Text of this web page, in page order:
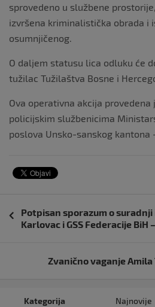
sprovedeno u službene
izvršena kriminalistička obrada i
osumnjičenog.
O daljem statusu lica odluku će
tužilac Tužilaštva Bosne i
Ova operativna akcija provedena
policijskim službenicima
poslova Unsko-sanskog kantona
objava
Potpisan sporazum o suradnji
Karlovac i GSS Federacije BiH
Zvanično vaganje Amila
Kategorija Najnovije